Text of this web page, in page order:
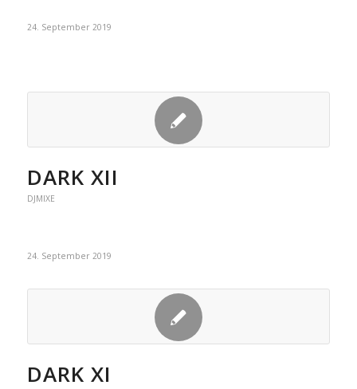
24. September 2019
DARK XII
DJMIXE
24. September 2019
DARK XI